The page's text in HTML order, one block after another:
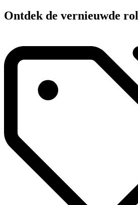
Ontdek de vernieuwde